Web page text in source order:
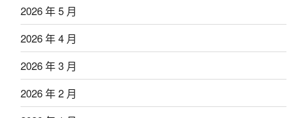
2026 年 5 月
2026 年 4 月
2026 年 3 月
2026 年 2 月